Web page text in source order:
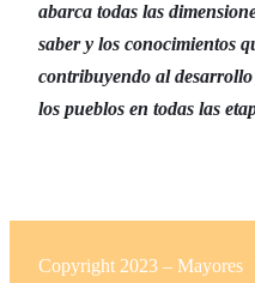
abarca todas las
saber y los conocimientos
contribuyendo al desarrollo
los pueblos en todas las
Copyright 2023 – Mayores